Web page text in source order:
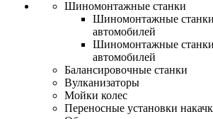
Шиномонтажные станки
Шиномонтажные
автомобилей
Шиномонтажные
автомобилей
Балансировочные станки
Вулканизаторы
Мойки колес
Переносные установки